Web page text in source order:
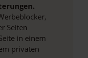
Seiten
in einem
privaten